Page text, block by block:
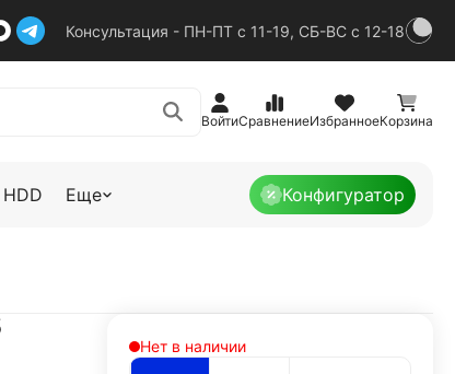
Консультация - ПН-ПТ с 11-19, СБ-ВС с 12-18
ВойтиСравнениеИзбранноеКорзина
Еще Конфигуратор
Нет в наличии